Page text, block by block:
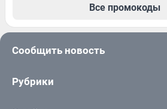
Все промокоды
Сообщить новость
Рубрики